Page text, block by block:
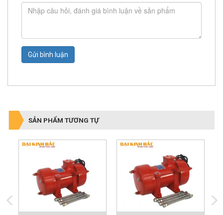
Động cơ rung 1.5kw - ZW7 Động cơ rung 2.2kw - ZW10